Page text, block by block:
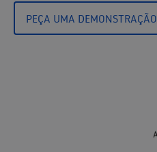
PEÇA UMA DEMONSTRAÇÃO